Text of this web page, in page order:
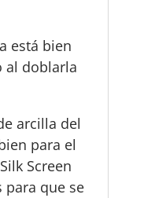
está bien
al doblarla
arcilla del
para el
Screen
para que se